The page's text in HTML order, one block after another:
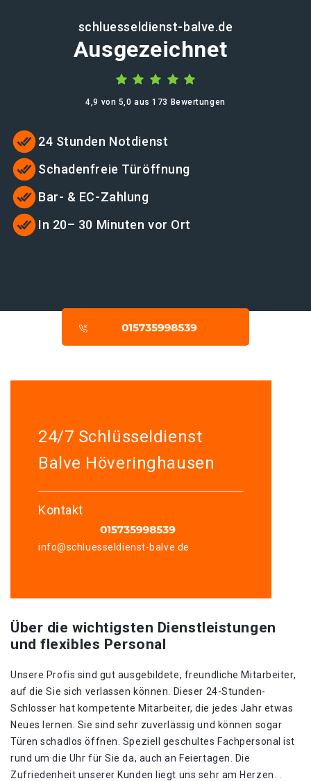
schluesseldienst-balve.de
Ausgezeichnet
4,9 von 5,0 aus 173 Bewertungen
24 Stunden Notdienst
Schadenfreie Türöffnung
Bar- & EC-Zahlung
In 20– 30 Minuten vor Ort
24/7 Schlüsseldienst
Balve Höveringhausen
Kontakt
info@schluesseldienst-balve.de
Über die wichtigsten Dienstleistungen
und flexibles Personal
Unsere Profis sind gut ausgebildete, freundliche Mitarbeiter,
auf die Sie sich verlassen können. Dieser 24-Stunden-
Schlosser hat kompetente Mitarbeiter, die jedes Jahr etwas
Neues lernen. Sie sind sehr zuverlässig und können sogar
Türen schadlos öffnen. Speziell geschultes Fachpersonal ist
rund um die Uhr für Sie da, auch an Feiertagen. Die
Zufriedenheit unserer Kunden liegt uns sehr am Herzen. .